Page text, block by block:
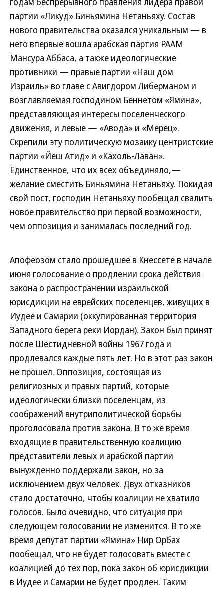
партии «Ликуд» Биньямина Нетаньяху. Состав
нового правительства оказался уникальным — в
него впервые вошла арабская партия РААМ
Мансура Аббаса, а также идеологические
противники — правые партии «Наш дом
Израиль» во главе с Авигдором Либерманом и
возглавляемая господином Беннетом «Ямина»,
представляющая интересы поселенческого
движения, и левые — «Авода» и «Мерец».
Скрепили эту политическую мозаику центристские
партии «Йеш Атид» и «Кахоль-Лаван».
Единственное, что их всех объединяло,—
желание сместить Биньямина Нетаньяху. Покидая
свой пост, господин Нетаньяху пообещал свалить
новое правительство при первой возможности,
чем оппозиция и занималась последний год.
Апофеозом стало прошедшее в Кнессете в начале
июня голосование о продлении срока действия
закона о распространении израильской
юрисдикции на еврейских поселенцев, живущих в
Иудее и Самарии (оккупированная территория
Западного берега реки Иордан). Закон был принят
после Шестидневной войны 1967 года и
продлевался каждые пять лет. Но в этот раз закон
не прошел. Оппозиция, состоящая из
религиозных и правых партий, которые
идеологически близки поселенцам, из
соображений внутриполитической борьбы
проголосовала против закона. В то же время
входящие в правительственную коалицию
представители левых и арабской партии
вынужденно поддержали закон, но за
исключением двух человек. Двух отказников
стало достаточно, чтобы коалиции не хватило
голосов. Было очевидно, что ситуация при
следующем голосовании не изменится. В то же
время депутат партии «Ямина» Нир Орбах
пообещал, что не будет голосовать вместе с
коалицией до тех пор, пока закон об юрисдикции
в Иудее и Самарии не будет продлен. Таким